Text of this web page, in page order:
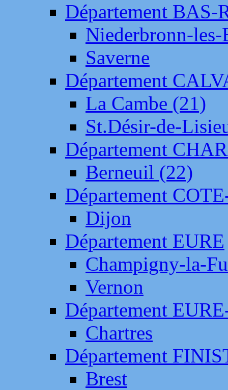
Département BAS-
Niederbronn-
Saverne
Département
La Cambe (21)
St.Désir-de-
Département
Berneuil (22)
Département
Dijon
Département EURE
Champigny-la-
Vernon
Département
Chartres
Département
Brest